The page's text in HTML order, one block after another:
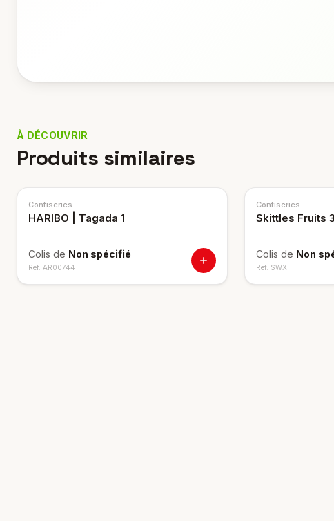
À DÉCOUVRIR
Produits similaires
Confiseries
HARIBO | Tagada 1
Colis de Non spécifié
Ref. AR00744
Confiseries
Skittles Fruits
Colis de Non
Ref. SWX